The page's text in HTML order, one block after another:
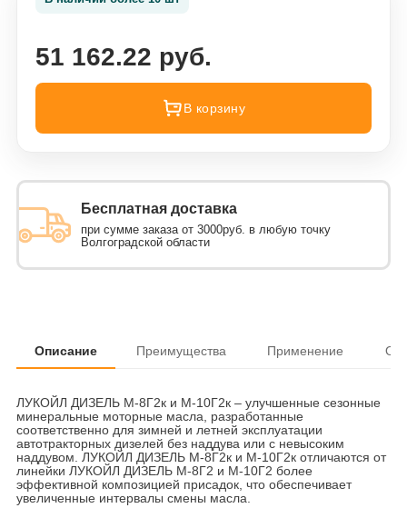
51 162.22 руб.
В корзину
Бесплатная доставка
при сумме заказа от 3000руб. в любую точку
Волгоградской области
Описание Преимущества Применение
ЛУКОЙЛ ДИЗЕЛЬ М-8Г2к и М-10Г2к – улучшенные сезонные
минеральные моторные масла, разработанные
соответственно для зимней и летней эксплуатации
автотракторных дизелей без наддува или с невысоким
наддувом. ЛУКОЙЛ ДИЗЕЛЬ М-8Г2к и М-10Г2к отличаются от
линейки ЛУКОЙЛ ДИЗЕЛЬ М-8Г2 и М-10Г2 более
эффективной композицией присадок, что обеспечивает
увеличенные интервалы смены масла.